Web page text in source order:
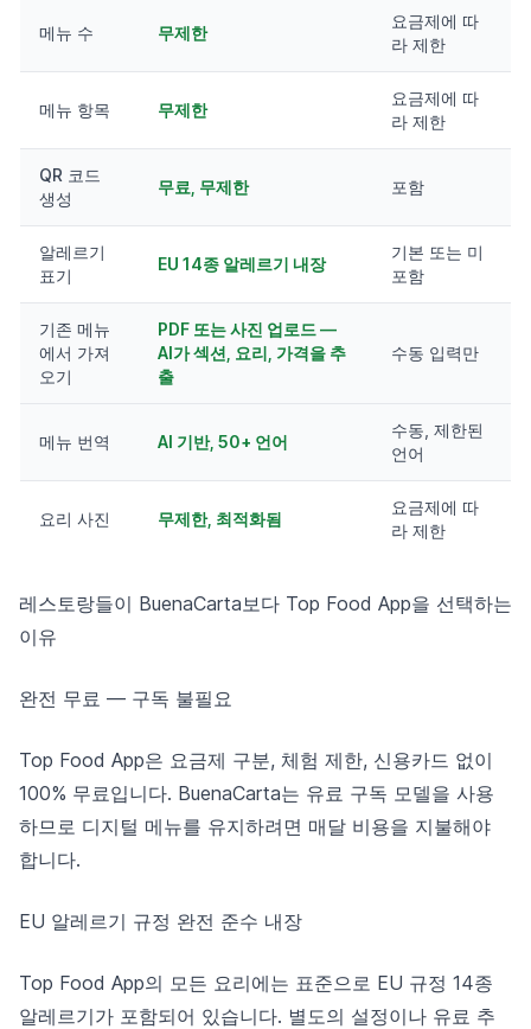
메뉴 수 무제한
요금제에 따
라 제한
메뉴 항목 무제한
요금제에 따
라 제한
QR 코드
생성
무료, 무제한 포함
알레르기
표기
EU 14종 알레르기 내장
기본 또는 미
포함
기존 메뉴
에서 가져
오기
PDF 또는 사진 업로드 —
AI가 섹션, 요리, 가격을 추
출
수동 입력만
메뉴 번역 AI 기반, 50+ 언어
수동, 제한된
언어
요리 사진 무제한, 최적화됨
요금제에 따
라 제한
레스토랑들이 BuenaCarta보다 Top Food App을 선택하는
이유
완전 무료 — 구독 불필요
Top Food App은 요금제 구분, 체험 제한, 신용카드 없이
100% 무료입니다. BuenaCarta는 유료 구독 모델을 사용
하므로 디지털 메뉴를 유지하려면 매달 비용을 지불해야
합니다.
EU 알레르기 규정 완전 준수 내장
Top Food App의 모든 요리에는 표준으로 EU 규정 14종
알레르기가 포함되어 있습니다. 별도의 설정이나 유료 추